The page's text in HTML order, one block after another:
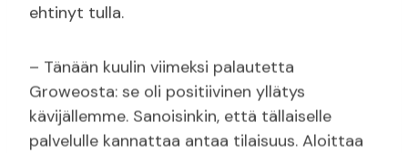
ehtinyt tulla.
– Tänään kuulin viimeksi palautetta
Groweosta: se oli positiivinen yllätys
kävijällemme. Sanoisinkin, että tällaiselle
palvelulle kannattaa antaa tilaisuus. Aloittaa